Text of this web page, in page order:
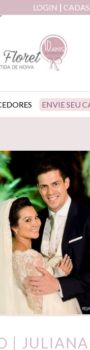
LOGIN
ENVIE SEU
|